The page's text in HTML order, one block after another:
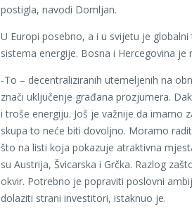
postigla, navodi Domljan.
U Europi posebno, a i u svijetu je
sistema energije. Bosna i Hercegovina je
-To – decentraliziranih utemeljenih na
znači uključenje građana prozjumera.
i troše energiju. Još je važnije da imamo
skupa to neće biti dovoljno. Moramo
što na listi koja pokazuje atraktivna
su Austrija, Švicarska i Grčka. Razlog
okvir. Potrebno je popraviti poslovni
dolaziti strani investitori, istaknuo je.